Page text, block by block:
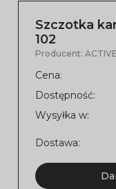
Szczotka
102
Producent:
Cena:
Dostępność:
Wysyłka w:
Dostawa: